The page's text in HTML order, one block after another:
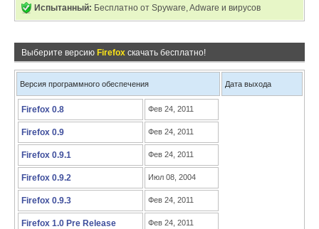
Испытанный: Бесплатно от Spyware, Adware и вирусов
Выберите версию Firefox скачать бесплатно!
Версия программного обеспечения Дата выхода
Firefox 0.8 Фев 24, 2011
Firefox 0.9 Фев 24, 2011
Firefox 0.9.1 Фев 24, 2011
Firefox 0.9.2 Июл 08, 2004
Firefox 0.9.3 Фев 24, 2011
Firefox 1.0 Pre Release Фев 24, 2011